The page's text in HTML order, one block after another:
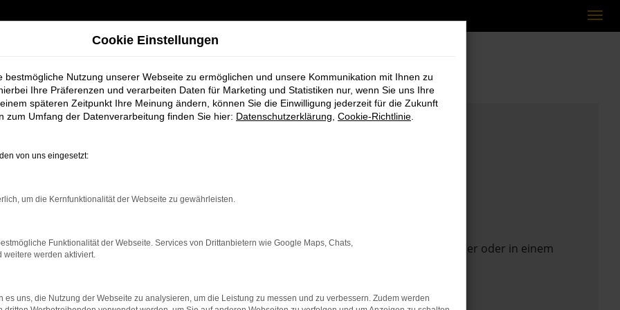
das Laden bestimmter Seiten verhindern. Funktioniert die Seite in einem anderen Browser oder in einem
zu beheben.
Cookie Einstellungen
bestmögliche Nutzung unserer Webseite zu ermöglichen und unsere Kommunikation mit Ihnen zu
Ihre Präferenzen und verarbeiten Daten für Marketing und Statistiken nur, wenn Sie uns Ihre
späteren Zeitpunkt Ihre Meinung ändern, können Sie die Einwilligung jederzeit für die Zukunft
zum Umfang der Datenverarbeitung finden Sie hier: Datenschutzerklärung Cookie-Richtlinie
von uns eingesetzt:
um die Kernfunktionalität der Webseite zu gewährleisten.
Funktionalität der Webseite. Services von Drittanbietern wie Google Maps, Chats,
weitere werden aktiviert.
es uns, die Nutzung der Webseite zu analysieren, um die Leistung zu messen und zu verbessern. Zudem werden